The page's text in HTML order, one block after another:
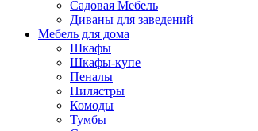
Садовая Мебель
Диваны для заведений
Мебель для дома
Шкафы
Шкафы-купе
Пеналы
Пилястры
Комоды
Тумбы